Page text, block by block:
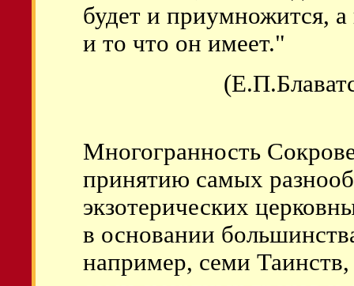
будет и приумножится, а
и то что он имеет."
Многогранность
принятию самых
экзотерических
в основании
например, семи